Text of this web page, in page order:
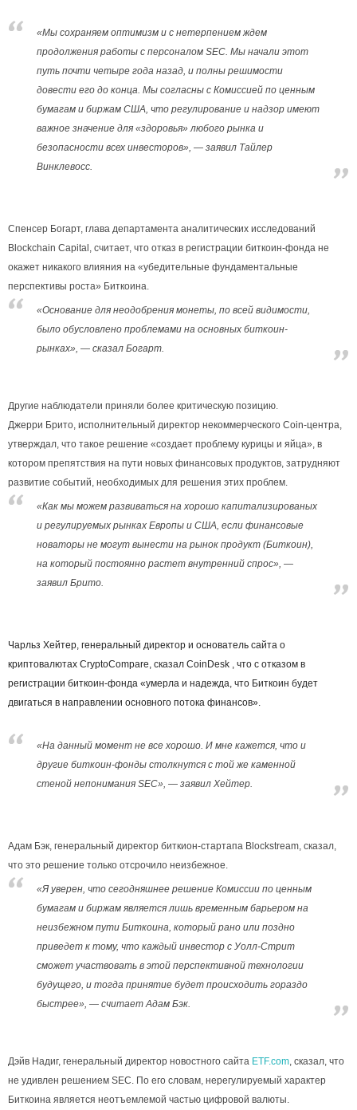
«Мы сохраняем оптимизм и с нетерпением ждем
продолжения работы с персоналом SEC. Мы начали этот
путь почти четыре года назад, и полны решимости
довести его до конца. Мы согласны с Комиссией по ценным
бумагам и биржам США, что регулирование и надзор имеют
важное значение для «здоровья» любого рынка и
безопасности всех инвесторов», — заявил Тайлер
Винклевосс.
Спенсер Богарт, глава департамента аналитических исследований
Blockchain Capital, считает, что отказ в регистрации биткоин-фонда не
окажет никакого влияния на «убедительные фундаментальные
перспективы роста» Биткоина.
«Основание для неодобрения монеты, по всей видимости,
было обусловлено проблемами на основных биткоин-
рынках», — сказал Богарт.
Другие наблюдатели приняли более критическую позицию.
Джерри Брито, исполнительный директор некоммерческого Coin-центра,
утверждал, что такое решение «создает проблему курицы и яйца», в
котором препятствия на пути новых финансовых продуктов, затрудняют
развитие событий, необходимых для решения этих проблем.
«Как мы можем развиваться на хорошо капитализированых
и регулируемых рынках Европы и США, если финансовые
новаторы не могут вынести на рынок продукт (Биткоин),
на который постоянно растет внутренний спрос», —
заявил Брито.
Чарльз Хейтер, генеральный директор и основатель сайта о
криптовалютах CryptoCompare, сказал CoinDesk , что с отказом в
регистрации биткоин-фонда «умерла и надежда, что Биткоин будет
двигаться в направлении основного потока финансов».
«На данный момент не все хорошо. И мне кажется, что и
другие биткоин-фонды столкнутся с той же каменной
стеной непонимания SEC», — заявил Хейтер.
Адам Бэк, генеральный директор биткион-стартапа Blockstream, сказал,
что это решение только отсрочило неизбежное.
«Я уверен, что сегодняшнее решение Комиссии по ценным
бумагам и биржам является лишь временным барьером на
неизбежном пути Биткоина, который рано или поздно
приведет к тому, что каждый инвестор с Уолл-Стрит
сможет участвовать в этой перспективной технологии
будущего, и тогда принятие будет происходить гораздо
быстрее», — считает Адам Бэк.
Дэйв Надиг, генеральный директор новостного сайта ETF.com, сказал, что
не удивлен решением SEC. По его словам, нерегулируемый характер
Биткоина является неотъемлемой частью цифровой валюты.